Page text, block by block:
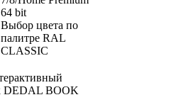
64 bit
Выбор цвета по
палитре RAL
CLASSIC